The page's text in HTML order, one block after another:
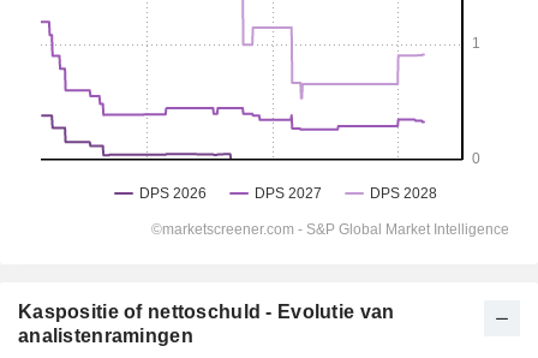
Kaspositie of nettoschuld - Evolutie van
analistenramingen